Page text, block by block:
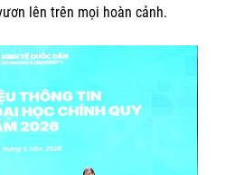
lên trên mọi hoàn cảnh.